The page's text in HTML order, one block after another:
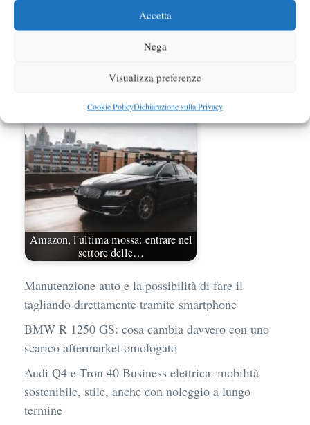
Accetta
Nega
Visualizza preferenze
Cookie PolicyDichiarazione sulla Privacy
verranno usate…
Amazon, l'ultima mossa: entrare nel
settore delle…
Manutenzione auto e la possibilità di fare il
tagliando direttamente tramite smartphone
BMW R 1250 GS: cosa cambia davvero con uno
scarico aftermarket omologato
Audi Q4 e-Tron 40 Business elettrica: mobilità
sostenibile, stile, anche con noleggio a lungo
termine